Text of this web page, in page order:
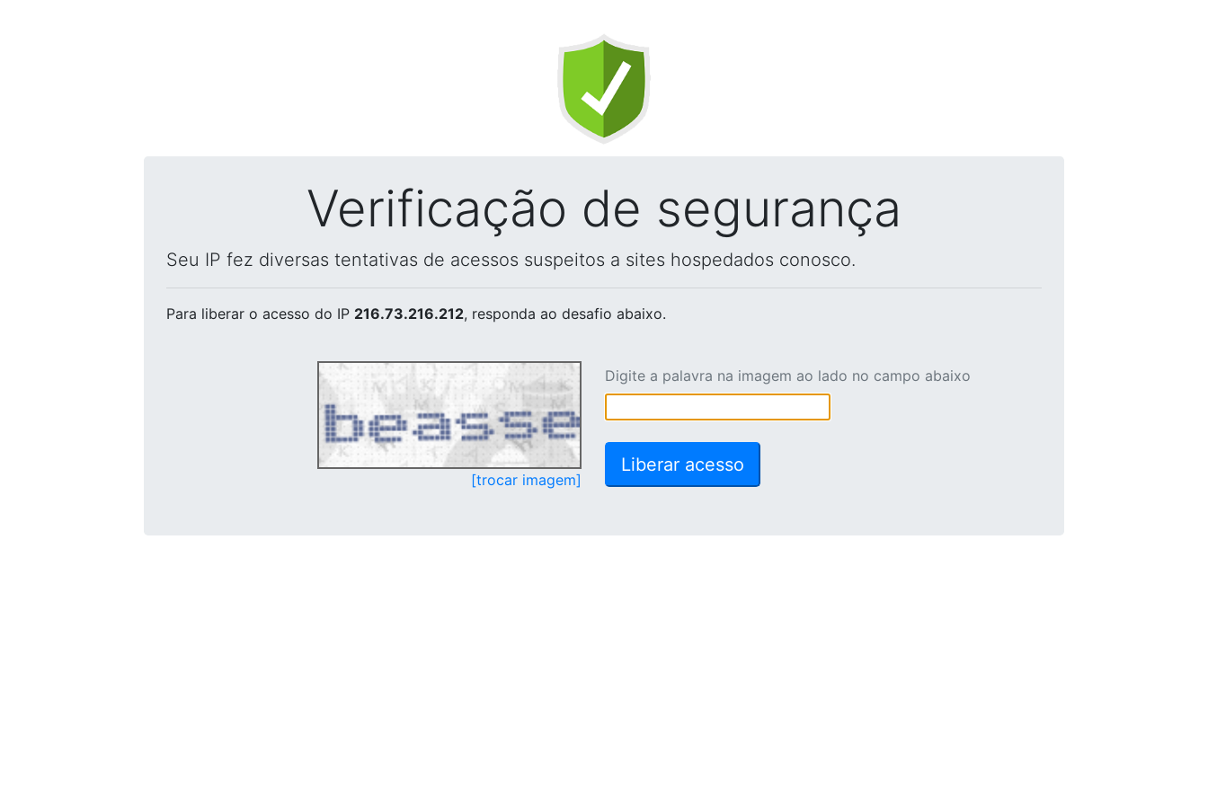
Verificação de segurança
Seu IP fez diversas tentativas de acessos suspeitos a sites hospedados conosco.
Para liberar o acesso do IP 216.73.216.212, responda ao desafio abaixo.
[trocar imagem]
Digite a palavra na imagem ao lado no campo abaixo